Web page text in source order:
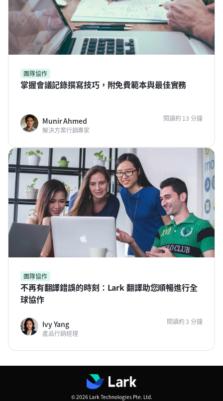
團隊協作
掌握會議記錄撰寫技巧，附免費範本與最佳實務
Munir Ahmed
解決方案行銷專家
閱讀約 13 分鐘
團隊協作
不再有翻譯錯誤的時刻：Lark 翻譯助您順暢進行全
球協作
Ivy Yang
產品行銷經理
閱讀約 3 分鐘
© 2026 Lark Technologies Pte. Ltd.